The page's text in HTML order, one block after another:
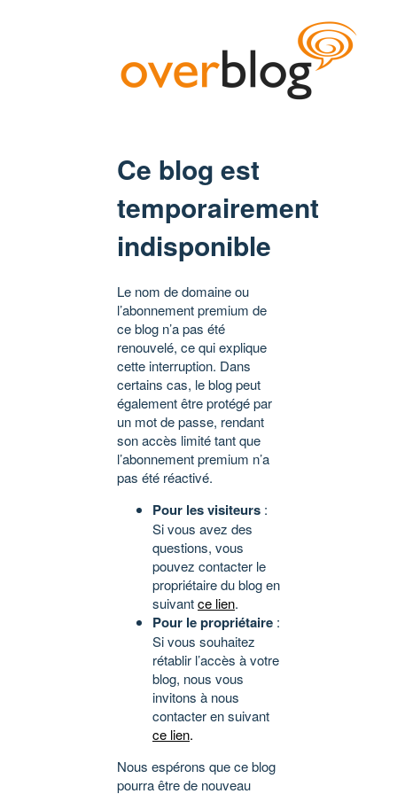
Ce blog est
temporairement
indisponible
Le nom de domaine ou
l’abonnement premium de
ce blog n’a pas été
renouvelé, ce qui explique
cette interruption. Dans
certains cas, le blog peut
également être protégé par
un mot de passe, rendant
son accès limité tant que
l’abonnement premium n’a
pas été réactivé.
Pour les visiteurs :
Si vous avez des
questions, vous
pouvez contacter le
propriétaire du blog en
suivantce lien.
Pour le propriétaire :
Si vous souhaitez
rétablir l’accès à votre
blog, nous vous
invitons à nous
contacter en suivant
ce lien.
Nous espérons que ce blog
pourra être de nouveau